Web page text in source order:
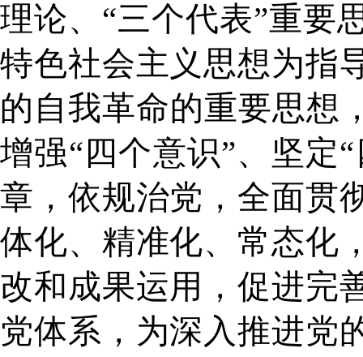
理论、 “三个代表”重要
特色社会主义思想为指
的自我革命的重要思想
增强“四个意识”、坚定
章，依规治党，全面贯
体化、精准化、常态化
改和成果运用，促进完
党体系，为深入推进党